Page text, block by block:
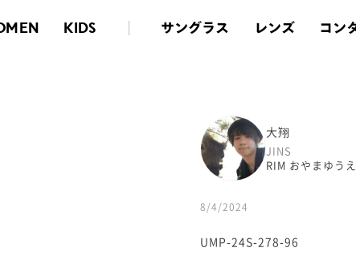
KIDS サングラス レンズ コン
大翔
JINS
RIM おやまゆう
8/4/2024
UMP-24S-278-96